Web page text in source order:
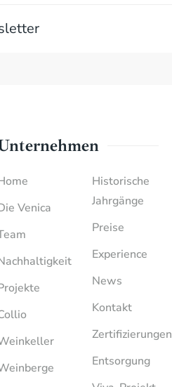
Venica
Historische
Jahrgänge
Preise
Experience
News
Kontakt
Zertifizierungen
Entsorgung